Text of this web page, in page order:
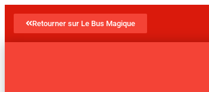
Retourner sur Le Bus Magique